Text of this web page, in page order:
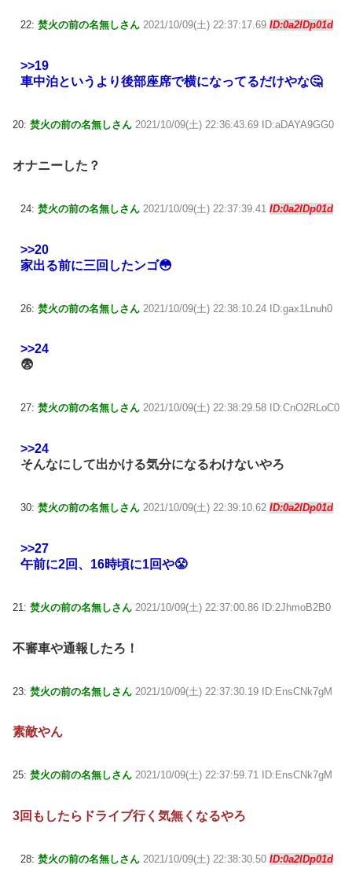
22: 焚火の前の名無しさん 2021/10/09(土) 22:37:17.69 ID:0a2lDp01d
>>19
車中泊というより後部座席で横になってるだけやな🤔
20: 焚火の前の名無しさん 2021/10/09(土) 22:36:43.69 ID:aDAYA9GG0
オナニーした？
24: 焚火の前の名無しさん 2021/10/09(土) 22:37:39.41 ID:0a2lDp01d
>>20
家出る前に三回したンゴ😳
26: 焚火の前の名無しさん 2021/10/09(土) 22:38:10.24 ID:gax1Lnuh0
>>24
😨
27: 焚火の前の名無しさん 2021/10/09(土) 22:38:29.58 ID:CnO2RLoC0
>>24
そんなにして出かける気分になるわけないやろ
30: 焚火の前の名無しさん 2021/10/09(土) 22:39:10.62 ID:0a2lDp01d
>>27
午前に2回、16時頃に1回や😤
21: 焚火の前の名無しさん 2021/10/09(土) 22:37:00.86 ID:2JhmoB2B0
不審車や通報したろ！
23: 焚火の前の名無しさん 2021/10/09(土) 22:37:30.19 ID:EnsCNk7gM
素敵やん
25: 焚火の前の名無しさん 2021/10/09(土) 22:37:59.71 ID:EnsCNk7gM
3回もしたらドライブ行く気無くなるやろ
28: 焚火の前の名無しさん 2021/10/09(土) 22:38:30.50 ID:0a2lDp01d